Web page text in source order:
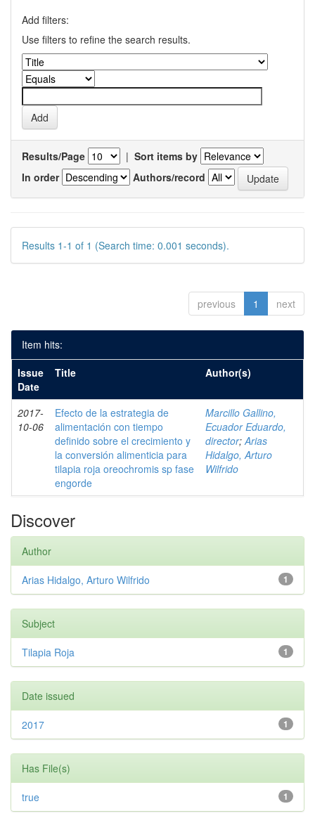
Add filters:
Use filters to refine the search results.
Results/Page | Sort items by
In order
Authors/record
Results 1-1 of 1 (Search time: 0.001 seconds).
previous 1 next
Item hits:
Issue
Date
Title Author(s)
2017-
10-06
Efecto de la estrategia de
alimentación con tiempo
definido sobre el crecimiento y
la conversión alimenticia para
tilapia roja oreochromis sp fase
engorde
Marcillo Gallino,
Ecuador Eduardo,
director;Arias
Hidalgo, Arturo
Wilfrido
Discover
Author
1
Arias Hidalgo, Arturo Wilfrido
Subject
1
Tilapia Roja
Date issued
1
2017
Has File(s)
1
true